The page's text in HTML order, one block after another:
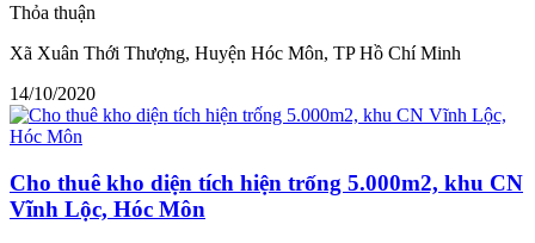
Thỏa thuận
Xã Xuân Thới Thượng, Huyện Hóc Môn, TP Hồ Chí Minh
14/10/2020
Cho thuê kho diện tích hiện trống 5.000m2, khu CN
Vĩnh Lộc, Hóc Môn